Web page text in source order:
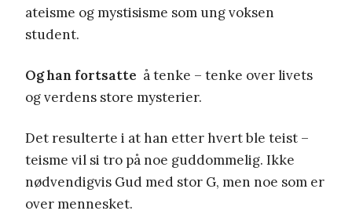
ateisme og mystisisme som ung voksen
student.
Og han fortsatte å tenke – tenke over livets
og verdens store mysterier.
Det resulterte i at han etter hvert ble teist –
teisme vil si tro på noe guddommelig. Ikke
nødvendigvis Gud med stor G, men noe som er
over mennesket.